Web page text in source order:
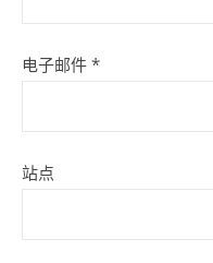
电子邮件 *
站点